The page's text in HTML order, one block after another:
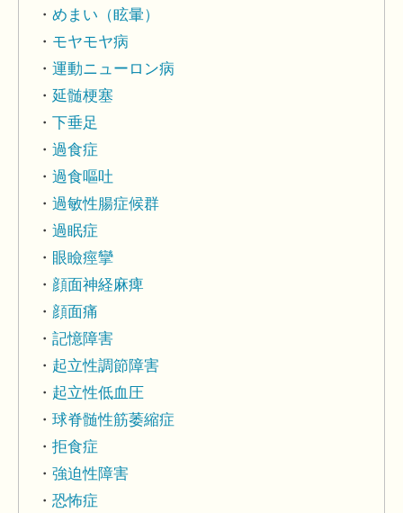
めまい（眩暈）
モヤモヤ病
運動ニューロン病
延髄梗塞
下垂足
過食症
過食嘔吐
過敏性腸症候群
過眠症
眼瞼痙攣
顔面神経麻痺
顔面痛
記憶障害
起立性調節障害
起立性低血圧
球脊髄性筋萎縮症
拒食症
強迫性障害
恐怖症